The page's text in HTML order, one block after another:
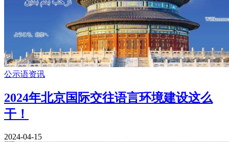
公示语资讯
2024年北京国际交往语言环境建设这么
干！
2024-04-15